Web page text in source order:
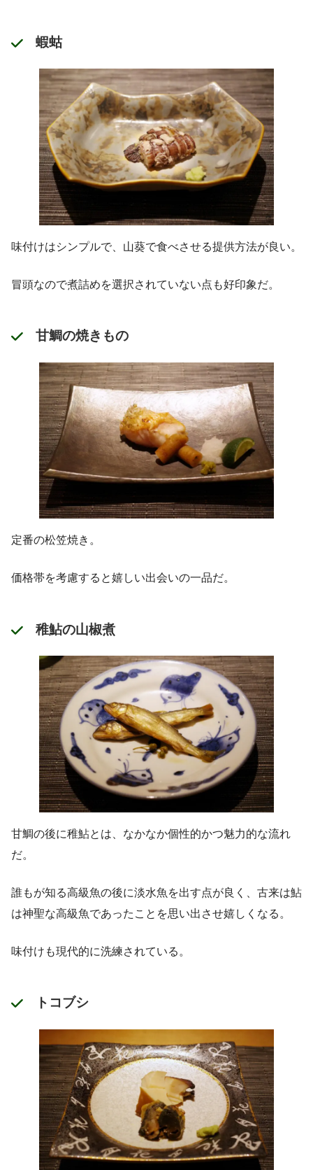
蝦蛄
味付けはシンプルで、山葵で食べさせる提供方法が良い。
冒頭なので煮詰めを選択されていない点も好印象だ。
甘鯛の焼きもの
定番の松笠焼き。
価格帯を考慮すると嬉しい出会いの一品だ。
稚鮎の山椒煮
甘鯛の後に稚鮎とは、なかなか個性的かつ魅力的な流れ
だ。
誰もが知る高級魚の後に淡水魚を出す点が良く、古来は鮎
は神聖な高級魚であったことを思い出させ嬉しくなる。
味付けも現代的に洗練されている。
トコブシ